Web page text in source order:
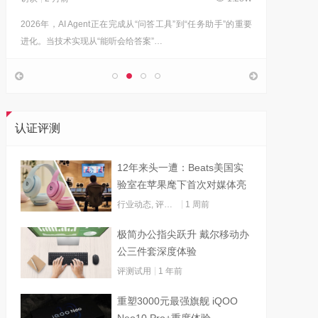
2026年，AI Agent正在完成从“问答工具”到“任务助手”的重要
进化。当技术实现从“能听会给答案”…
认证评测
12年来头一遭：Beats美国实
验室在苹果麾下首次对媒体亮
灯
行业动态 评测试用 1 周前
极简办公指尖跃升 戴尔移动办
公三件套深度体验
评测试用 1 年前
重塑3000元最强旗舰 iQOO